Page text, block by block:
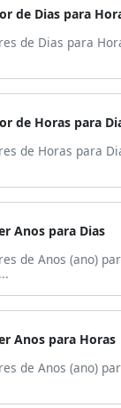
de Dias para
de Dias para
de Horas para
de Horas para
Anos para Dias
de Anos (ano)
Anos para Horas
de Anos (ano)